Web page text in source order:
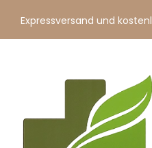
Expressversand und